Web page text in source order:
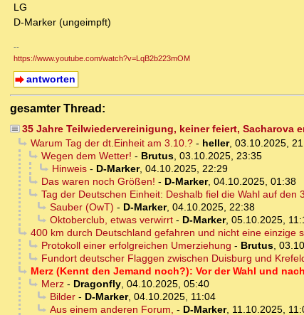
LG
D-Marker (ungeimpft)
--
https://www.youtube.com/watch?v=LqB2b223mOM
antworten
gesamter Thread:
35 Jahre Teilwiedervereinigung, keiner feiert, Sacharova
Warum Tag der dt.Einheit am 3.10.?- heller, 03.10.2025,
Wegen dem Wetter! - Brutus, 03.10.2025, 23:35
Hinweis- D-Marker, 04.10.2025, 22:29
Das waren noch Größen! - D-Marker, 04.10.2025, 01:38
Tag der Deutschen Einheit: Deshalb fiel die Wahl auf den
Sauber (OwT) - D-Marker, 04.10.2025, 22:38
Oktoberclub, etwas verwirrt- D-Marker, 05.10.2025,
400 km durch Deutschland gefahren und nicht eine einzige
Protokoll einer erfolgreichen Umerziehung - Brutus,
Fundort deutscher Flaggen zwischen Duisburg und
Merz (Kennt den Jemand noch?): Vor der Wahl und
Merz- Dragonfly, 04.10.2025, 05:40
Bilder- D-Marker, 04.10.2025, 11:04
Aus einem anderen Forum, - D-Marker, 11.10.2025,